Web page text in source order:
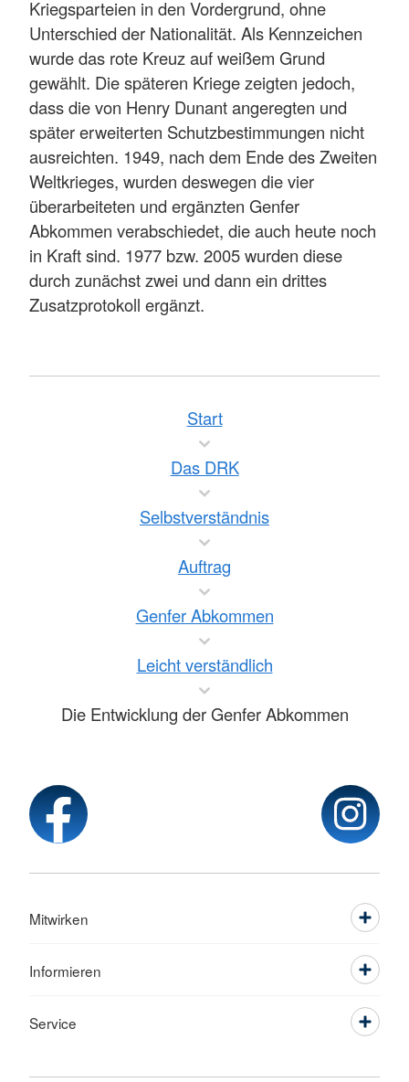
Kriegsparteien in den Vordergrund, ohne
Unterschied der Nationalität. Als Kennzeichen
wurde das rote Kreuz auf weißem Grund
gewählt. Die späteren Kriege zeigten jedoch,
dass die von Henry Dunant angeregten und
später erweiterten Schutzbestimmungen nicht
ausreichten. 1949, nach dem Ende des Zweiten
Weltkrieges, wurden deswegen die vier
überarbeiteten und ergänzten Genfer
Abkommen verabschiedet, die auch heute noch
in Kraft sind. 1977 bzw. 2005 wurden diese
durch zunächst zwei und dann ein drittes
Zusatzprotokoll ergänzt.
Start
Das DRK
Selbstverständnis
Auftrag
Genfer Abkommen
Leicht verständlich
Die Entwicklung der Genfer Abkommen
Mitwirken
Informieren
Service